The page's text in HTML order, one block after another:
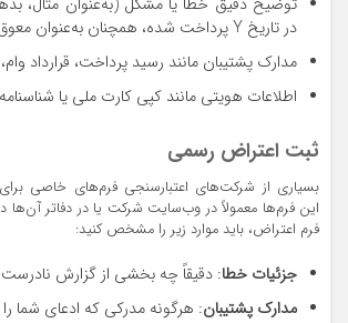
در تاریخ Y پرداخت شده، همچنان به‌عنوان معوق ثبت شده است).
مدارک پشتیبان مانند رسید پرداخت، قرارداد وام،
اطلاعات هویتی مانند کپی کارت ملی یا
ثبت اعتراض رسمی
بسیاری از شرکت‌های اعتبارسنجی فرم‌های خاصی
این فرم‌ها معمولاً در وب‌سایت شرکت یا در دفاتر
فرم اعتراض، باید موارد زیر را مشخص کنید:
جزئیات خطا: دقیقاً چه بخشی از گزارش
مدارک پشتیبان: هرگونه مدرکی که ادعای شما